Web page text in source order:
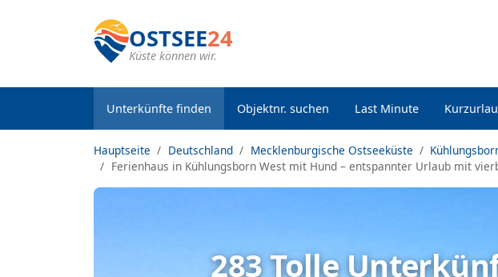
OSTSEE24
Küste können wir.
Unterkünfte finden Objektnr. suchen Last Minute
Hauptseite Deutschland Mecklenburgische Ostseeküste
Ferienhaus in Kühlungsborn West mit Hund – entspannter Urlaub mit
283 Tolle